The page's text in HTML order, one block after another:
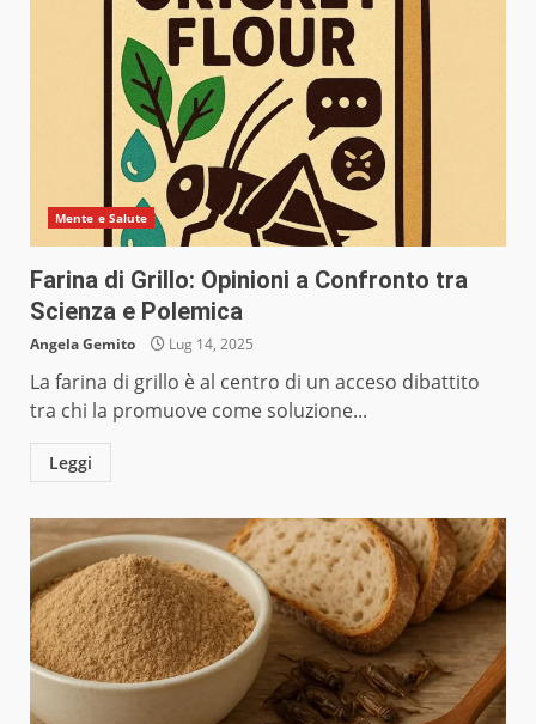
Mente e Salute
Farina di Grillo: Opinioni a Confronto tra
Scienza e Polemica
Angela Gemito Lug 14, 2025
La farina di grillo è al centro di un acceso dibattito
tra chi la promuove come soluzione...
Leggi